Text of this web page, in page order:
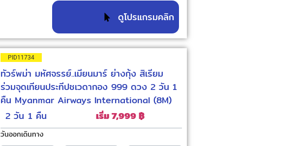
ดูโปรแกรมคลิก
PID11734
ทัวร์พม่า มหัศจรรย์..เมียนมาร์ ย่างกุ้ง สิเรียม
ร่วมจุดเทียนประทีปชเวดากอง 999 ดวง 2 วัน 1
คืน Myanmar Airways International (8M)
2 วัน 1 คืน เริ่ม 7,999 ฿
วันออกเดินทาง